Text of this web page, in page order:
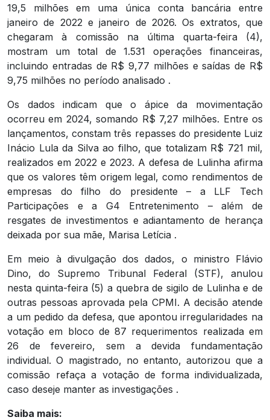
19,5 milhões em uma única conta bancária entre
janeiro de 2022 e janeiro de 2026. Os extratos, que
chegaram à comissão na última quarta-feira (4),
mostram um total de 1.531 operações financeiras,
incluindo entradas de R$ 9,77 milhões e saídas de R$
9,75 milhões no período analisado .
Os dados indicam que o ápice da movimentação
ocorreu em 2024, somando R$ 7,27 milhões. Entre os
lançamentos, constam três repasses do presidente Luiz
Inácio Lula da Silva ao filho, que totalizam R$ 721 mil,
realizados em 2022 e 2023. A defesa de Lulinha afirma
que os valores têm origem legal, como rendimentos de
empresas do filho do presidente – a LLF Tech
Participações e a G4 Entretenimento – além de
resgates de investimentos e adiantamento de herança
deixada por sua mãe, Marisa Letícia .
Em meio à divulgação dos dados, o ministro Flávio
Dino, do Supremo Tribunal Federal (STF), anulou
nesta quinta-feira (5) a quebra de sigilo de Lulinha e de
outras pessoas aprovada pela CPMI. A decisão atende
a um pedido da defesa, que apontou irregularidades na
votação em bloco de 87 requerimentos realizada em
26 de fevereiro, sem a devida fundamentação
individual. O magistrado, no entanto, autorizou que a
comissão refaça a votação de forma individualizada,
caso deseje manter as investigações .
Saiba mais: